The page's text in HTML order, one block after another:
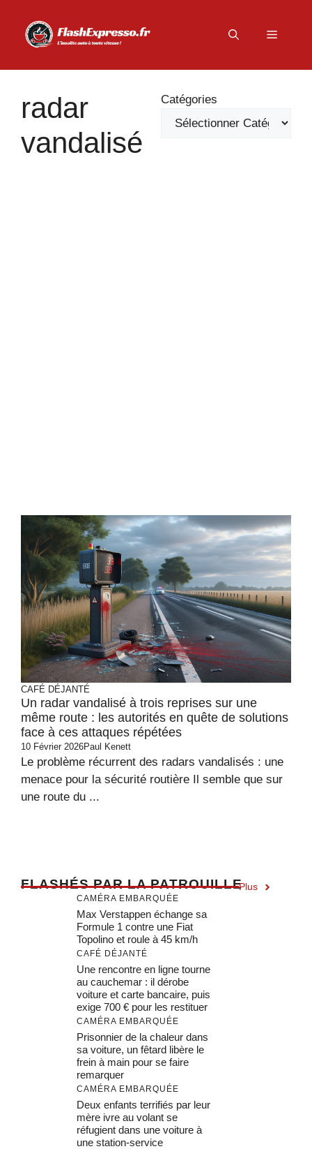
contenu
Menu
radar
vandalisé
Catégories
CAFÉ DÉJANTÉ
Un radar vandalisé à trois reprises sur une
même route : les autorités en quête de solutions
face à ces attaques répétées
10 Février 2026Paul Kenett
Le problème récurrent des radars vandalisés : une
menace pour la sécurité routière Il semble que sur
une route du ...
FLASHÉS PAR LA PATROUILLEPlus
CAMÉRA EMBARQUÉE
Max Verstappen échange sa
Formule 1 contre une Fiat
Topolino et roule à 45 km/h
CAFÉ DÉJANTÉ
Une rencontre en ligne tourne
au cauchemar : il dérobe
voiture et carte bancaire, puis
exige 700 € pour les restituer
CAMÉRA EMBARQUÉE
Prisonnier de la chaleur dans
sa voiture, un fêtard libère le
frein à main pour se faire
remarquer
CAMÉRA EMBARQUÉE
Deux enfants terrifiés par leur
mère ivre au volant se
réfugient dans une voiture à
une station-service